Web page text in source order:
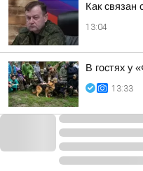
Как
13:04
В гостях у
13:33